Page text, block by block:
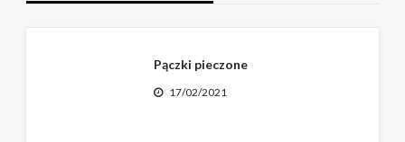
Pączki pieczone
17/02/2021